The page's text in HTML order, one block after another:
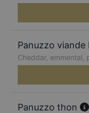
Panuzzo viande
Cheddar, emmental,
Panuzzo thon